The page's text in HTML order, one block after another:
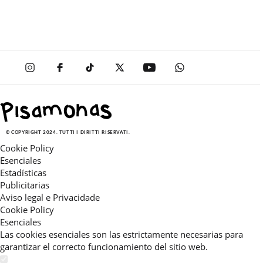
© COPYRIGHT 2024. TUTTI I DIRITTI RISERVATI.
Cookie Policy
Esenciales
Estadísticas
Publicitarias
Aviso legal e Privacidade
Cookie Policy
Esenciales
Las cookies esenciales son las estrictamente necesarias para
garantizar el correcto funcionamiento del sitio web.